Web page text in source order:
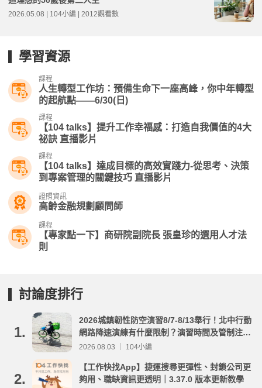
2026.05.08 | 104小編 | 2012觀看數
學習資源
課程
人生轉型工作坊：預備生命下一座高峰，你中年轉型
的起航點——6/30(日)
課程
【104 talks】提升工作幸福感：打造自我價值的4大
祕訣 直播影片
課程
【104 talks】達成目標的高效實踐力-從思考、決策
到專案管理的關鍵技巧 直播影片
證照資訊
高齡金融規劃顧問師
課程
【專家點一下】商研院副院長 張皇珍的選用人才法
則
討論度排行
1.
2026城鎮韌性防空演習8/7-8/13舉行！北中行動
網路降速演練有什麼限制？演習時間及管制注意
事項整理
2026.08.03 ｜ 104小編
2.
【工作快找App】捷運搜尋更彈性、封鎖公司更
夠用、職缺資訊更透明｜3.37.0 版本更新教學